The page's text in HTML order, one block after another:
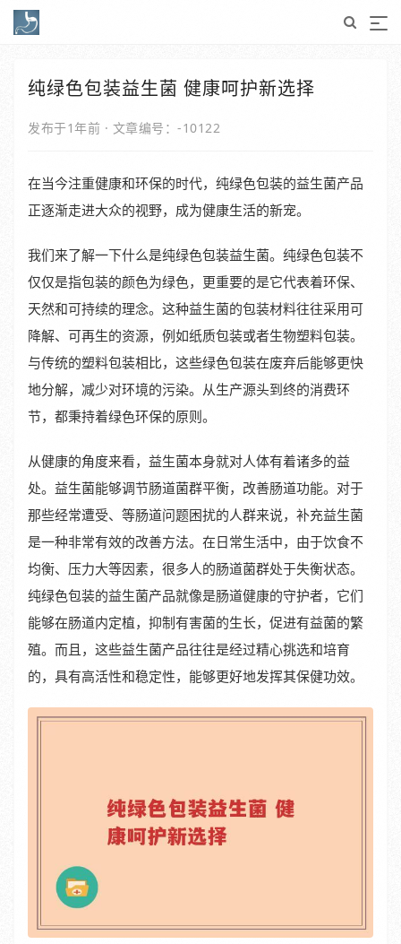
纯绿色包装益生菌 健康呵护新选择
发布于1年前 · 文章编号：-10122
在当今注重健康和环保的时代，纯绿色包装的益生菌产品
正逐渐走进大众的视野，成为健康生活的新宠。
我们来了解一下什么是纯绿色包装益生菌。纯绿色包装不
仅仅是指包装的颜色为绿色，更重要的是它代表着环保、
天然和可持续的理念。这种益生菌的包装材料往往采用可
降解、可再生的资源，例如纸质包装或者生物塑料包装。
与传统的塑料包装相比，这些绿色包装在废弃后能够更快
地分解，减少对环境的污染。从生产源头到终的消费环
节，都秉持着绿色环保的原则。
从健康的角度来看，益生菌本身就对人体有着诸多的益
处。益生菌能够调节肠道菌群平衡，改善肠道功能。对于
那些经常遭受、等肠道问题困扰的人群来说，补充益生菌
是一种非常有效的改善方法。在日常生活中，由于饮食不
均衡、压力大等因素，很多人的肠道菌群处于失衡状态。
纯绿色包装的益生菌产品就像是肠道健康的守护者，它们
能够在肠道内定植，抑制有害菌的生长，促进有益菌的繁
殖。而且，这些益生菌产品往往是经过精心挑选和培育
的，具有高活性和稳定性，能够更好地发挥其保健功效。